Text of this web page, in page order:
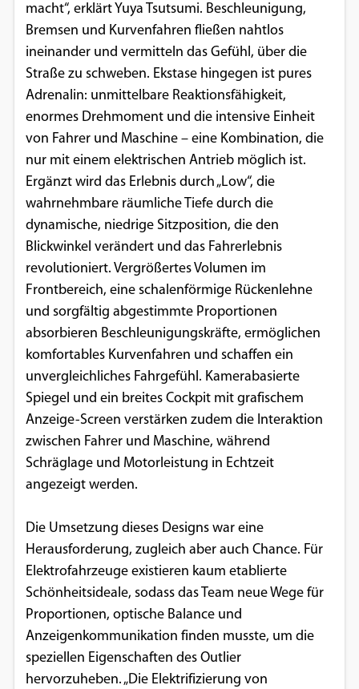
macht“, erklärt Yuya Tsutsumi. Beschleunigung,
Bremsen und Kurvenfahren fließen nahtlos
ineinander und vermitteln das Gefühl, über die
Straße zu schweben. Ekstase hingegen ist pures
Adrenalin: unmittelbare Reaktionsfähigkeit,
enormes Drehmoment und die intensive Einheit
von Fahrer und Maschine – eine Kombination, die
nur mit einem elektrischen Antrieb möglich ist.
Ergänzt wird das Erlebnis durch „Low“, die
wahrnehmbare räumliche Tiefe durch die
dynamische, niedrige Sitzposition, die den
Blickwinkel verändert und das Fahrerlebnis
revolutioniert. Vergrößertes Volumen im
Frontbereich, eine schalenförmige Rückenlehne
und sorgfältig abgestimmte Proportionen
absorbieren Beschleunigungskräfte, ermöglichen
komfortables Kurvenfahren und schaffen ein
unvergleichliches Fahrgefühl. Kamerabasierte
Spiegel und ein breites Cockpit mit grafischem
Anzeige-Screen verstärken zudem die Interaktion
zwischen Fahrer und Maschine, während
Schräglage und Motorleistung in Echtzeit
angezeigt werden.
Die Umsetzung dieses Designs war eine
Herausforderung, zugleich aber auch Chance. Für
Elektrofahrzeuge existieren kaum etablierte
Schönheitsideale, sodass das Team neue Wege für
Proportionen, optische Balance und
Anzeigenkommunikation finden musste, um die
speziellen Eigenschaften des Outlier
hervorzuheben. „Die Elektrifizierung von